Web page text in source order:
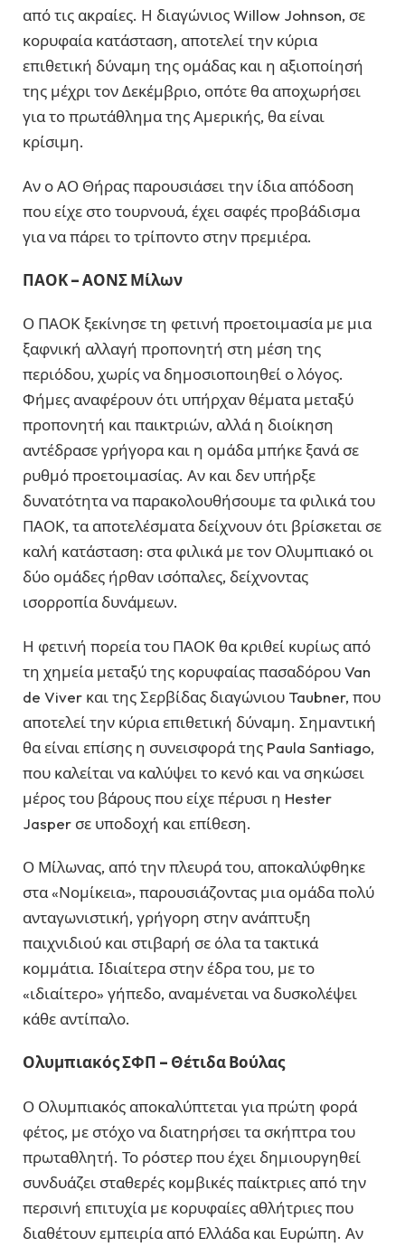
από τις ακραίες. Η διαγώνιος Willow Johnson, σε
κορυφαία κατάσταση, αποτελεί την κύρια
επιθετική δύναμη της ομάδας και η αξιοποίησή
της μέχρι τον Δεκέμβριο, οπότε θα αποχωρήσει
για το πρωτάθλημα της Αμερικής, θα είναι
κρίσιμη.
Αν ο ΑΟ Θήρας παρουσιάσει την ίδια απόδοση
που είχε στο τουρνουά, έχει σαφές προβάδισμα
για να πάρει το τρίποντο στην πρεμιέρα.
ΠΑΟΚ – ΑΟΝΣ Μίλων
Ο ΠΑΟΚ ξεκίνησε τη φετινή προετοιμασία με μια
ξαφνική αλλαγή προπονητή στη μέση της
περιόδου, χωρίς να δημοσιοποιηθεί ο λόγος.
Φήμες αναφέρουν ότι υπήρχαν θέματα μεταξύ
προπονητή και παικτριών, αλλά η διοίκηση
αντέδρασε γρήγορα και η ομάδα μπήκε ξανά σε
ρυθμό προετοιμασίας. Αν και δεν υπήρξε
δυνατότητα να παρακολουθήσουμε τα φιλικά του
ΠΑΟΚ, τα αποτελέσματα δείχνουν ότι βρίσκεται σε
καλή κατάσταση: στα φιλικά με τον Ολυμπιακό οι
δύο ομάδες ήρθαν ισόπαλες, δείχνοντας
ισορροπία δυνάμεων.
Η φετινή πορεία του ΠΑΟΚ θα κριθεί κυρίως από
τη χημεία μεταξύ της κορυφαίας πασαδόρου Van
de Viver και της Σερβίδας διαγώνιου Taubner, που
αποτελεί την κύρια επιθετική δύναμη. Σημαντική
θα είναι επίσης η συνεισφορά της Paula Santiago,
που καλείται να καλύψει το κενό και να σηκώσει
μέρος του βάρους που είχε πέρυσι η Hester
Jasper σε υποδοχή και επίθεση.
Ο Μίλωνας, από την πλευρά του, αποκαλύφθηκε
στα «Νομίκεια», παρουσιάζοντας μια ομάδα πολύ
ανταγωνιστική, γρήγορη στην ανάπτυξη
παιχνιδιού και στιβαρή σε όλα τα τακτικά
κομμάτια. Ιδιαίτερα στην έδρα του, με το
«ιδιαίτερο» γήπεδο, αναμένεται να δυσκολέψει
κάθε αντίπαλο.
Ολυμπιακός ΣΦΠ – Θέτιδα Βούλας
Ο Ολυμπιακός αποκαλύπτεται για πρώτη φορά
φέτος, με στόχο να διατηρήσει τα σκήπτρα του
πρωταθλητή. Το ρόστερ που έχει δημιουργηθεί
συνδυάζει σταθερές κομβικές παίκτριες από την
περσινή επιτυχία με κορυφαίες αθλήτριες που
διαθέτουν εμπειρία από Ελλάδα και Ευρώπη. Αν